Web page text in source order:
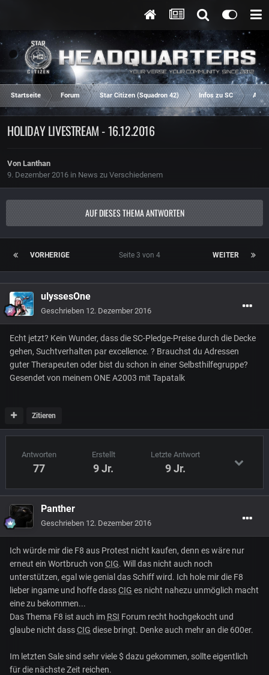
Startseite Forum Star Citizen (Squadron 42) Infos zu SC
HOLIDAY LIVESTREAM - 16.12.2016
Von Lanthan
9. Dezember 2016 in News zu Verschiedenem
AUF DIESES THEMA ANTWORTEN
VORHERIGE WEITER
Seite 3 von 4
ulyssesOne
Geschrieben 12. Dezember 2016
Echt jetzt? Kein Wunder, dass die SC-Pledge-Preise durch die Decke
gehen, Suchtverhalten par excellence. ? Brauchst du Adressen
guter Therapeuten oder bist du schon in einer Selbsthilfegruppe?
Gesendet von meinem ONE A2003 mit Tapatalk
Zitieren
Antworten
77
Erstellt
9 Jr.
Letzte Antwort
9 Jr.
Panther
Geschrieben 12. Dezember 2016
Ich würde mir die F8 aus Protest nicht kaufen, denn es wäre nur
erneut ein Wortbruch von CIG. Will das nicht auch noch
unterstützen, egal wie genial das Schiff wird. Ich hole mir die F8
lieber ingame und hoffe dassCIG es nicht nahezu unmöglich macht
eine zu bekommen...
Das Thema F8 ist auch im RSI Forum recht hochgekocht und
glaube nicht dassCIG diese bringt. Denke auch mehr an die 600er.
Im letzten Sale sind sehr viele $ dazu gekommen, sollte eigentlich
für die nächste Zeit reichen.